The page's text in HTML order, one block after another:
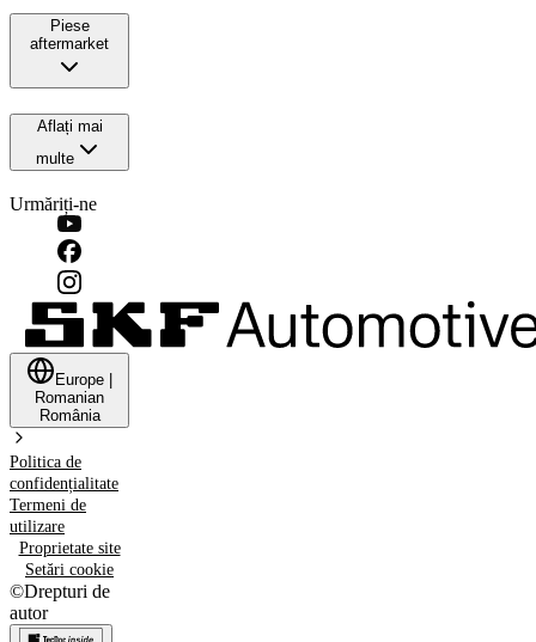
Piese
aftermarket
Aflați mai
multe
Urmăriți-ne
Europe
Romanian
România
Politica de
confidențialitate
Termeni de
utilizare
Proprietate site
Setări cookie
©Drepturi de
autor